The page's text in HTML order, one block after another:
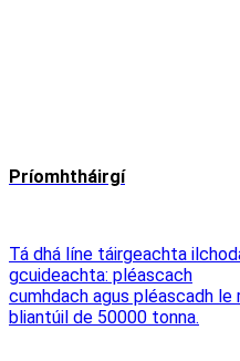
Príomhtháirgí
Tá dhá líne táirgeachta
gcuideachta: pléascach
cumhdach agus pléascadh
bliantúil de 50000 tonna.